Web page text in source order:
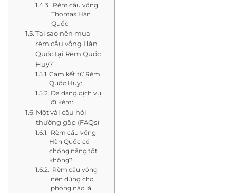
Rèm cầu vồng
Thomas Hàn
Quốc
Tại sao nên mua
rèm cầu vồng Hàn
Quốc tại Rèm Quốc
Huy?
Cam kết từ Rèm
Quốc Huy:
Đa dạng dịch vụ
đi kèm:
Một vài câu hỏi
thường gặp (FAQs)
Rèm cầu vồng
Hàn Quốc có
chống nắng tốt
không?
Rèm cầu vồng
nên dùng cho
phòng nào là